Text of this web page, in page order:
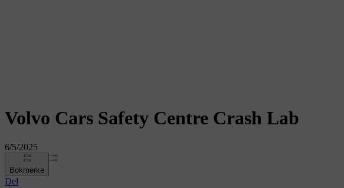
Volvo Cars Safety Centre Crash Lab
6/5/2025
Bokmerke
Del